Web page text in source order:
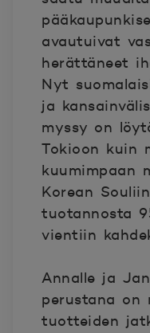
avautuivat
herättäneet
Nyt
ja
myssy on
Tokioon kuin
kuumimpaan
Korean
tuotannosta
vientiin
Annalle ja
perustana on
tuotteiden